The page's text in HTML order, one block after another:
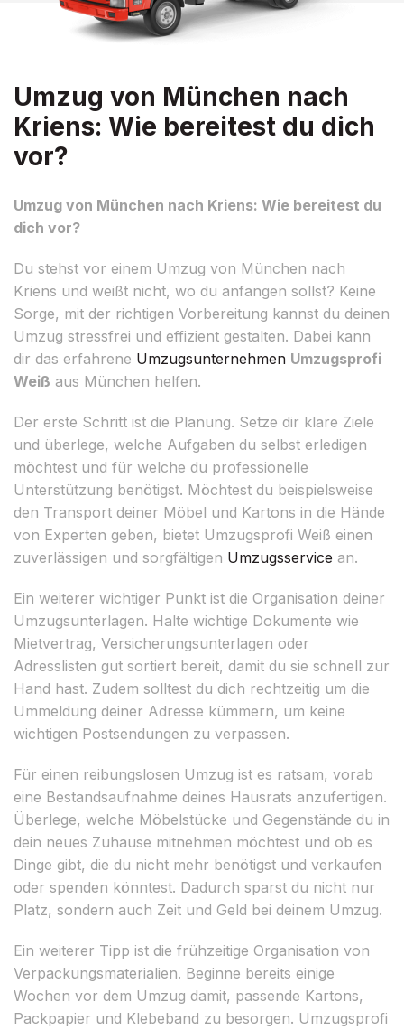
Umzug von München nach
Kriens: Wie bereitest du dich
vor?
Umzug von München nach Kriens: Wie bereitest du
dich vor?
Du stehst vor einem Umzug von München nach
Kriens und weißt nicht, wo du anfangen sollst? Keine
Sorge, mit der richtigen Vorbereitung kannst du deinen
Umzug stressfrei und effizient gestalten. Dabei kann
dir das erfahrene Umzugsunternehmen Umzugsprofi
Weiß aus München helfen.
Der erste Schritt ist die Planung. Setze dir klare Ziele
und überlege, welche Aufgaben du selbst erledigen
möchtest und für welche du professionelle
Unterstützung benötigst. Möchtest du beispielsweise
den Transport deiner Möbel und Kartons in die Hände
von Experten geben, bietet Umzugsprofi Weiß einen
zuverlässigen und sorgfältigen Umzugsservice an.
Ein weiterer wichtiger Punkt ist die Organisation deiner
Umzugsunterlagen. Halte wichtige Dokumente wie
Mietvertrag, Versicherungsunterlagen oder
Adresslisten gut sortiert bereit, damit du sie schnell zur
Hand hast. Zudem solltest du dich rechtzeitig um die
Ummeldung deiner Adresse kümmern, um keine
wichtigen Postsendungen zu verpassen.
Für einen reibungslosen Umzug ist es ratsam, vorab
eine Bestandsaufnahme deines Hausrats anzufertigen.
Überlege, welche Möbelstücke und Gegenstände du in
dein neues Zuhause mitnehmen möchtest und ob es
Dinge gibt, die du nicht mehr benötigst und verkaufen
oder spenden könntest. Dadurch sparst du nicht nur
Platz, sondern auch Zeit und Geld bei deinem Umzug.
Ein weiterer Tipp ist die frühzeitige Organisation von
Verpackungsmaterialien. Beginne bereits einige
Wochen vor dem Umzug damit, passende Kartons,
Packpapier und Klebeband zu besorgen. Umzugsprofi